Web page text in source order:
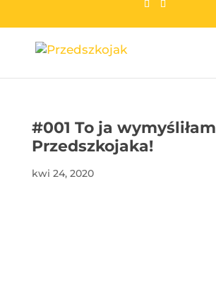
#001 To ja wymyśliłam
Przedszkojaka!
kwi 24, 2020